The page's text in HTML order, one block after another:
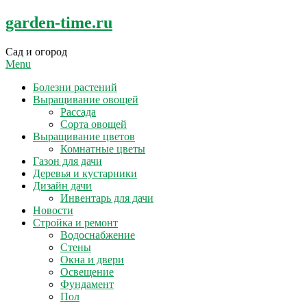
Skip
to
garden-time.ru
Сад и огород
Menu
Болезни растений
Выращивание овощей
Рассада
Сорта овощей
Выращивание цветов
Комнатные цветы
Газон для дачи
Деревья и кустарники
Дизайн дачи
Инвентарь для дачи
Новости
Стройка и ремонт
Водоснабжение
Стены
Окна и двери
Освещение
Фундамент
Пол